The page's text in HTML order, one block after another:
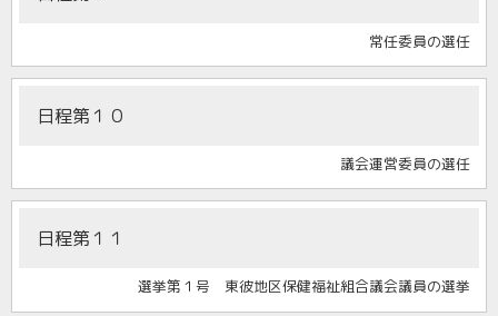
常任委員の選任
日程第１０
議会運営委員の選任
日程第１１
選挙第１号 東彼地区保健福祉組合議会議員の選挙